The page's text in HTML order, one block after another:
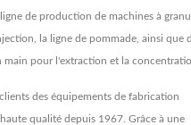
de production de machines à
la ligne de pommade, ainsi que
main pour l'extraction et la
des équipements de fabrication
qualité depuis 1967. Grâce à une